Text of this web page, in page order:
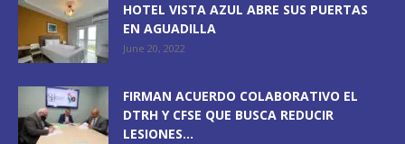
HOTEL VISTA AZUL ABRE SUS PUERTAS
EN AGUADILLA
June 20, 2022
FIRMAN ACUERDO COLABORATIVO EL
DTRH Y CFSE QUE BUSCA REDUCIR
LESIONES...